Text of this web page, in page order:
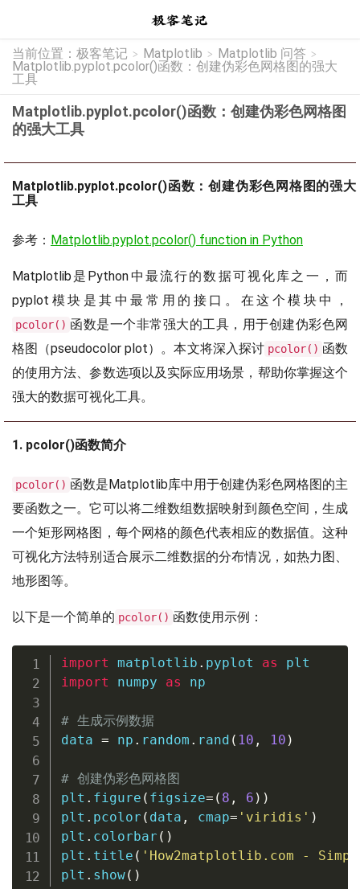
当前位置： 极客笔记 > Matplotlib > Matplotlib 问答 >
Matplotlib.pyplot.pcolor()函数：创建伪彩色网格图的强大
工具
Matplotlib.pyplot.pcolor()函数：创建伪彩色网格图
的强大工具
Matplotlib.pyplot.pcolor()函数：创建伪彩色网格图的强大
工具
参考： Matplotlib.pyplot.pcolor() function in Python
Matplotlib是Python中最流行的数据可视化库之一，而
pyplot模块是其中最常用的接口。在这个模块中，
pcolor() 函数是一个非常强大的工具，用于创建伪彩色网
格图（pseudocolor plot）。本文将深入探讨 pcolor() 函数
的使用方法、参数选项以及实际应用场景，帮助你掌握这个
强大的数据可视化工具。
1. pcolor()函数简介
pcolor() 函数是Matplotlib库中用于创建伪彩色网格图的主
要函数之一。它可以将二维数组数据映射到颜色空间，生成
一个矩形网格图，每个网格的颜色代表相应的数据值。这种
可视化方法特别适合展示二维数据的分布情况，如热力图、
地形图等。
以下是一个简单的 pcolor() 函数使用示例：
import matplotlib . pyplot as
import numpy as np
# 生成示例数据
data = np . random . rand ( 10 , 10 )
# 创建伪彩色网格图
plt . figure ( figsize= ( 8 , 6 ) )
plt . pcolor ( data , cmap= 'viridis' )
plt . colorbar ( )
plt . title ( 'How2matplotlib.com -
plt . show( )